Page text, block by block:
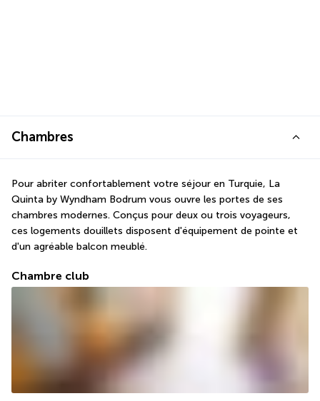
Chambres
Pour abriter confortablement votre séjour en Turquie, La
Quinta by Wyndham Bodrum vous ouvre les portes de ses
chambres modernes. Conçus pour deux ou trois voyageurs,
ces logements douillets disposent d'équipement de pointe et
d'un agréable balcon meublé.
Chambre club